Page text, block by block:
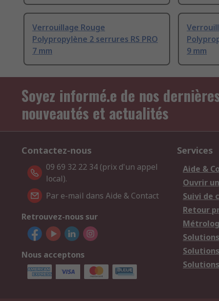
Verrouillage Rouge
Polypropylène 2 serrures RS PRO
7 mm
9 mm
Soyez informé.e de nos
nouveautés et actualités
Contactez-nous
09 69 32 22 34 (prix d'un appel
local).
Par e-mail dans Aide & Contact
Retrouvez-nous sur
Nous acceptons
Services
Aide &
Ouvrir
Suivi de
Retour